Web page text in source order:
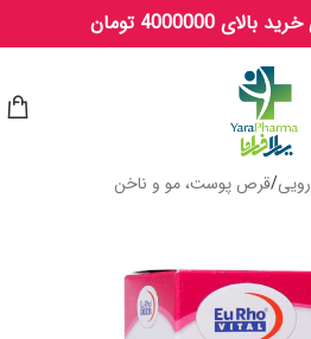
4000000 تومان
/قرص پوست، مو و ناخن